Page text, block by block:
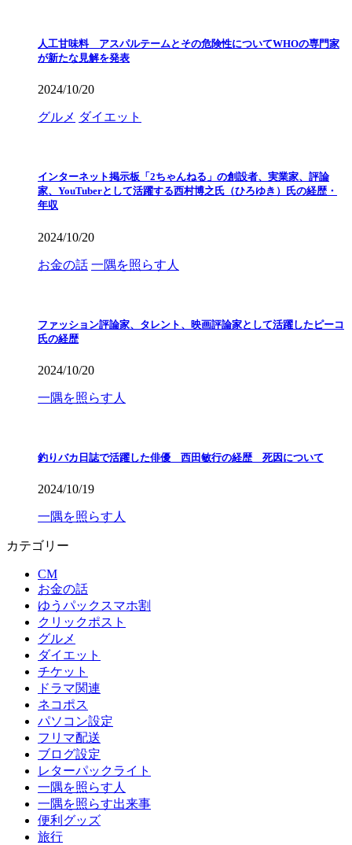
人工甘味料 アスパルテームとその危険性についてWHOの専門家
が新たな見解を発表
2024/10/20
グルメ ダイエット
インターネット掲示板「2ちゃんねる」の創設者、実業家、評論
家、YouTuberとして活躍する西村博之氏（ひろゆき）氏の経歴・
年収
2024/10/20
お金の話 一隅を照らす人
ファッション評論家、タレント、映画評論家として活躍したピーコ
氏の経歴
2024/10/20
一隅を照らす人
釣りバカ日誌で活躍した俳優 西田敏行の経歴 死因について
2024/10/19
一隅を照らす人
カテゴリー
CM
お金の話
ゆうパックスマホ割
クリックポスト
グルメ
ダイエット
チケット
ドラマ関連
ネコポス
パソコン設定
フリマ配送
ブログ設定
レターパックライト
一隅を照らす人
一隅を照らす出来事
便利グッズ
旅行